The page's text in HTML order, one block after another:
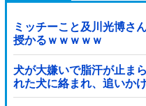
ミッチーこと及川光博さ
授かるｗｗｗｗｗ
犬が大嫌いで脂汗が止ま
れた犬に絡まれ、追いか
景』を目撃→必死で救急